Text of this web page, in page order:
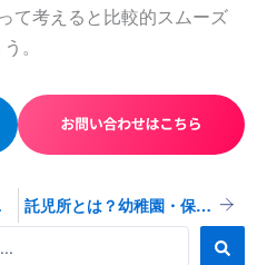
て考えると比較的スムーズ
。
付】 託児所とは？幼稚園・保育園との違いを解説！ Next